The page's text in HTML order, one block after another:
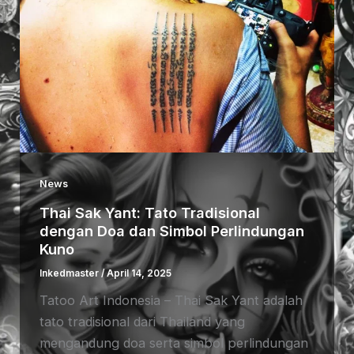
News
Thai Sak Yant: Tato Tradisional
dengan Doa dan Simbol Perlindungan
Kuno
Inkedmaster /April 14, 2025
Tatoo Art Indonesia – Thai Sak Yant adalah
tato tradisional dari Thailand yang
mengandung doa serta simbol perlindungan